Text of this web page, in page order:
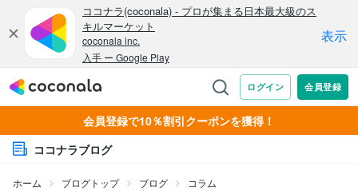
会員登録で10％割引クーポンを獲得！
ココナラブログ
ホーム ブログトップ ブログ コラム